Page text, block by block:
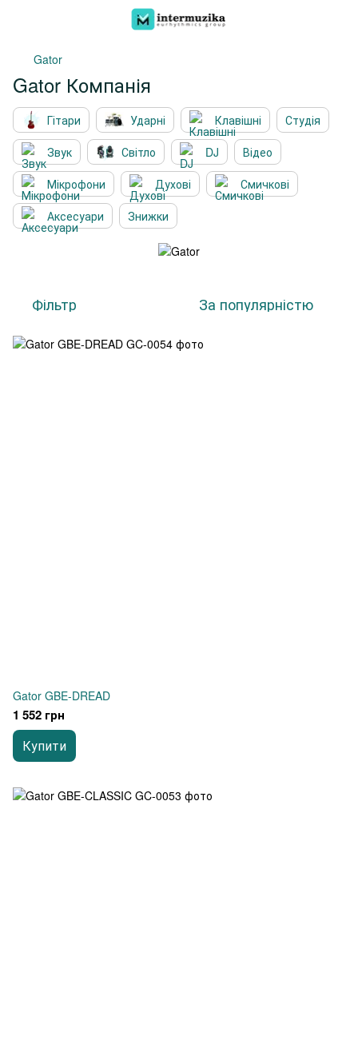
Gator
Gator Компанія
Гітари Ударні Клавішні
Студія
Звук
Світло DJ
Відео
Мікрофони
Духові
Смичкові
Аксесуари
Знижки
Фільтр За популярністю
Gator GBE-DREAD
1 552 грн
Купити